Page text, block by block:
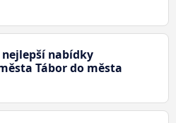
nejlepší nabídky
Tábor do města